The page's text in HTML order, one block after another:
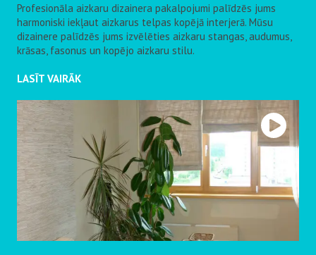
Profesionāla aizkaru dizainera pakalpojumi palīdzēs jums
harmoniski iekļaut aizkarus telpas kopējā interjerā. Mūsu
dizainere palīdzēs jums izvēlēties aizkaru stangas, audumus,
krāsas, fasonus un kopējo aizkaru stilu.
LASĪT VAIRĀK